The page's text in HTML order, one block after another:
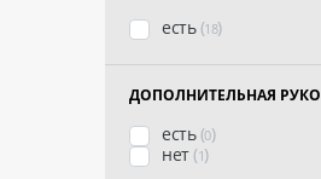
есть(18)
ДОПОЛНИТЕЛЬНАЯ
есть(0)
нет(1)